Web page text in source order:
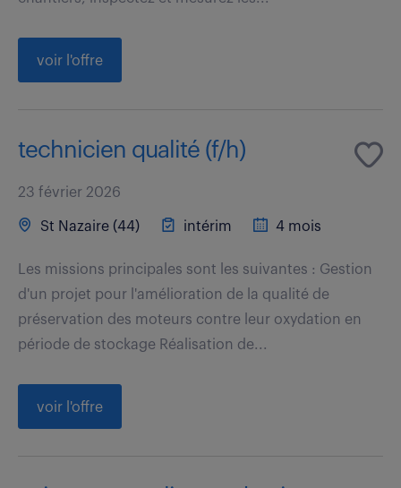
voir l'offre
technicien qualité (f/h)
23 février 2026
St Nazaire (44) intérim 4 mois
Les missions principales sont les suivantes : Gestion
d'un projet pour l'amélioration de la qualité de
préservation des moteurs contre leur oxydation en
période de stockage Réalisation de...
voir l'offre